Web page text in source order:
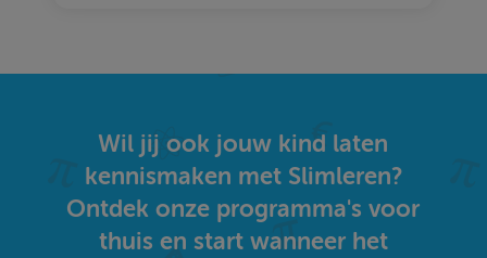
Wil jij ook jouw kind laten
kennismaken met Slimleren?
Ontdek onze programma's voor
thuis en start wanneer het